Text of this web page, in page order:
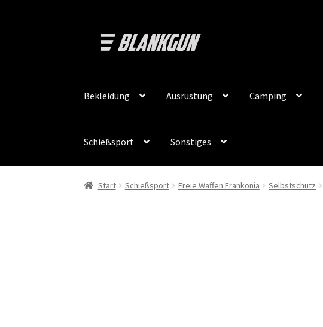
Navigation
Zum
Inhalt
Bekleidung Ausrüstung Camping
Schießsport Sonstiges
Start Schießsport Freie Waffen Frankonia Selbstschutz